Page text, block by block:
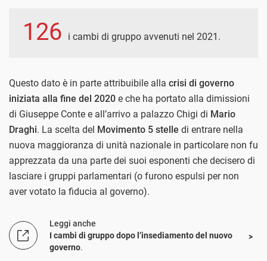
126 i cambi di gruppo avvenuti nel 2021.
Questo dato è in parte attribuibile alla crisi di governo
iniziata alla fine del 2020 e che ha portato alla dimissioni
di Giuseppe Conte e all’arrivo a palazzo Chigi di Mario
Draghi. La scelta del Movimento 5 stelle di entrare nella
nuova maggioranza di unità nazionale in particolare non fu
apprezzata da una parte dei suoi esponenti che decisero di
lasciare i gruppi parlamentari (o furono espulsi per non
aver votato la fiducia al governo).
Leggi anche
I cambi di gruppo dopo l’insediamento del nuovo
governo.